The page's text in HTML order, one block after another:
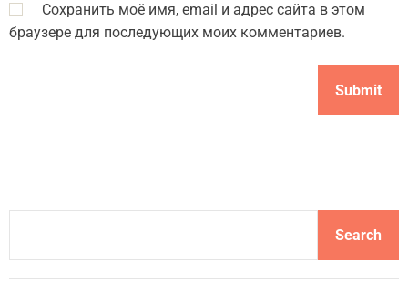
Сохранить моё имя, email и адрес сайта в этом
браузере для последующих моих комментариев.
Search